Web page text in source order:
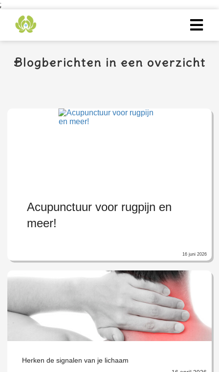
;
Blogberichten in een overzicht
Acupunctuur voor rugpijn en
meer!
16 juni 2026
Herken de signalen van je lichaam